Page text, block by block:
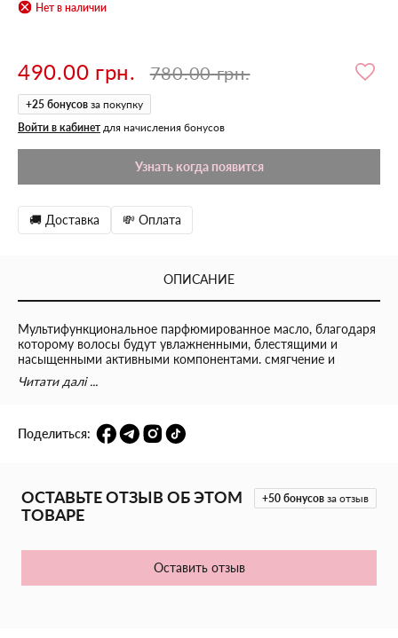
Нет в наличии
490.00 грн. 780.00 грн.
+25 бонусов за покупку
Войти в кабинет для начисления бонусов
Узнать когда появится
🚚 Доставка 💸 Оплата
ОПИСАНИЕ
Мультифункциональное парфюмированное масло, благодаря
которому волосы будут увлажненными, блестящими и
насыщенными активными компонентами. смягчение и
предотвращение ломкости волос; облегчение расчесывания;
питание волос и регенерация на клеточном уровне; закрытие
благодаря инновационным компонентам жидкие кристаллы
не создают эффекта чрезмерной жирности; имеет легкий
кончики. Не смывать.
Читати далі ...
Поделиться:
+50 бонусов за отзыв
ОСТАВЬТЕ ОТЗЫВ ОБ ЭТОМ
ТОВАРЕ
Оставить отзыв